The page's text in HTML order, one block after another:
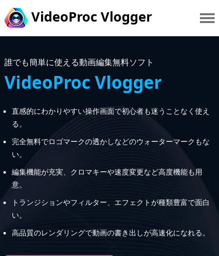
VideoProc Vlogger
誰でも簡単に使える動画編集無料ソフト
VideoProc Vlogger
直感的にわかりやすい操作画面で初心者も迷うことなく使え
る。
完全無料でロゴマークの透かしなどのウォーターマークもな
い。
編集機能が充実、クロマキーや速度変更など高度機能も用
意。
トランジションやフィルター、エフェクトが種類豊富で面白
い。
高品質のレンダリングで動画の書き出しが高速化になれる。